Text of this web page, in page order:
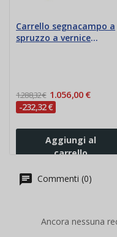
Carrello segnacampo a
spruzzo a vernice
1.288,32 € 1.056,00 €
-232,32 €
Aggiungi al
carrello
Commenti (0)
Ancora nessuna